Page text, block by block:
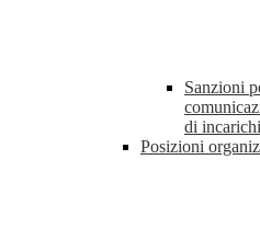
Sanzioni
di
Posizioni